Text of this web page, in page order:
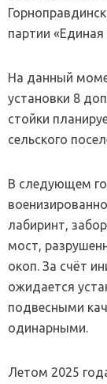
партии «Единая
На данный
установки 8
стойки
сельского
В следующем
лабиринт,
мост,
окоп. За счёт
ожидается
подвесными
одинарными.
Летом 2025